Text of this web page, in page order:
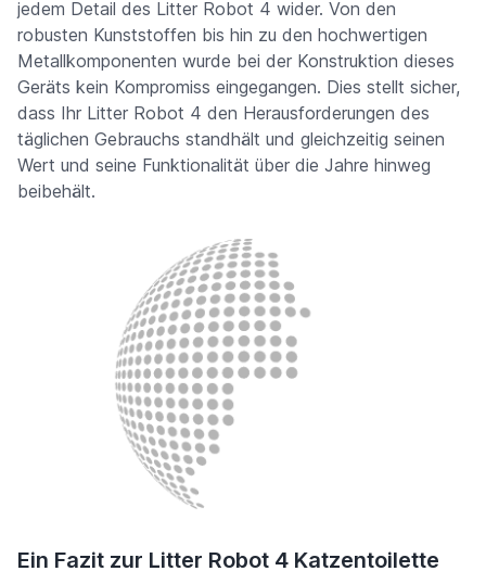
jedem Detail des Litter Robot 4 wider. Von den
robusten Kunststoffen bis hin zu den hochwertigen
Metallkomponenten wurde bei der Konstruktion dieses
Geräts kein Kompromiss eingegangen. Dies stellt sicher,
dass Ihr Litter Robot 4 den Herausforderungen des
täglichen Gebrauchs standhält und gleichzeitig seinen
Wert und seine Funktionalität über die Jahre hinweg
beibehält.
Ein Fazit zur Litter Robot 4 Katzentoilette